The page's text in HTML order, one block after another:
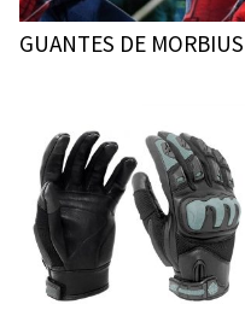
GUANTES DE MORBIUS